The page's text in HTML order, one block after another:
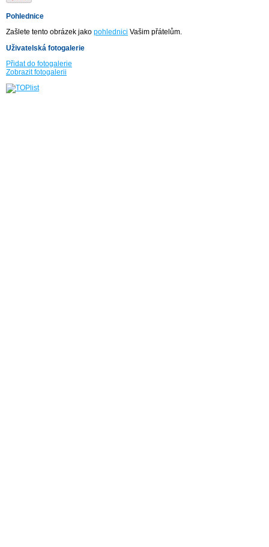
Pohlednice
Zašlete tento obrázek jako pohlednici Vašim přátelům.
Uživatelská fotogalerie
Přidat do fotogalerie
Zobrazit fotogalerii